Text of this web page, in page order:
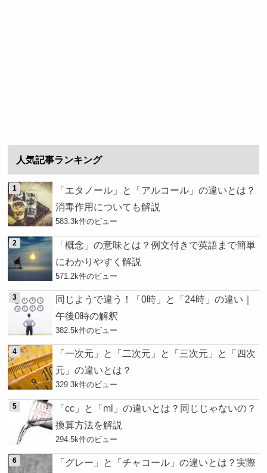
人気記事ランキング
「エタノール」と「アルコール」の違いとは？
消毒作用についても解説
583.3k件のビュー
「概念」の意味とは？例文付きで英語まで簡単
にわかりやすく解説
571.2k件のビュー
同じようで違う！「0時」と「24時」の違い｜
午後0時の解釈
382.5k件のビュー
「一次元」と「二次元」と「三次元」と「四次
元」の違いとは？
329.3k件のビュー
「cc」と「ml」の違いとは？同じじゃないの？
換算方法を解説
294.5k件のビュー
「グレー」と「チャコール」の違いとは？実際